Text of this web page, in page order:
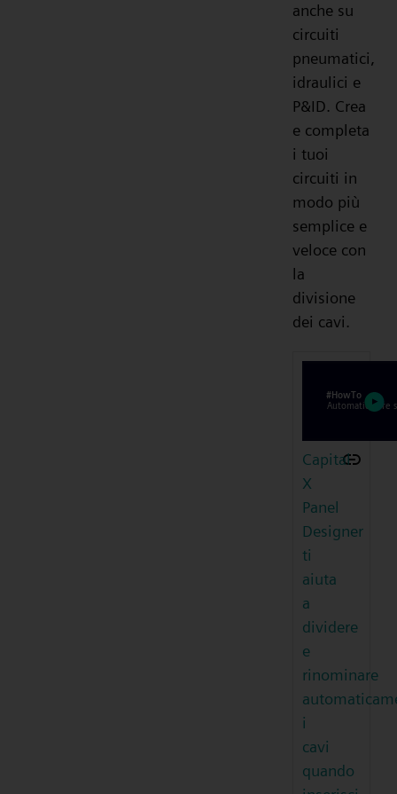
anche su
circuiti
pneumatici,
idraulici e
P&ID. Crea
e completa
i tuoi
circuiti in
modo più
semplice e
veloce con
la
divisione
dei cavi.
Capital
X
Panel
Designer
ti
aiuta
a
dividere
e
rinominare
i
cavi
quando